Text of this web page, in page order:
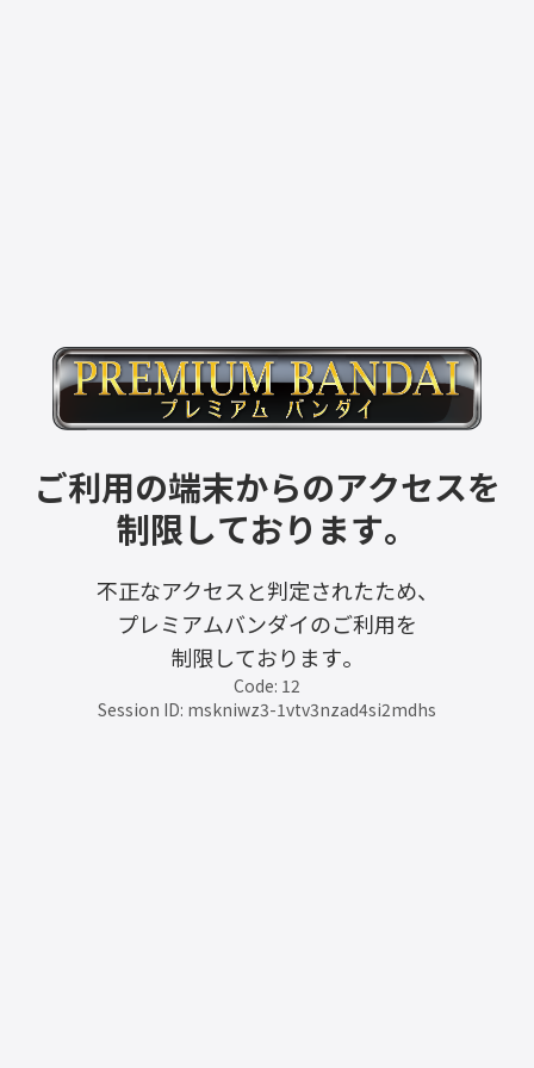
ご利用の端末からのアクセスを
制限しております。
不正なアクセスと判定されたため、
プレミアムバンダイのご利用を
制限しております。
Code: 12
Session ID: mskniwz3-1vtv3nzad4si2mdhs